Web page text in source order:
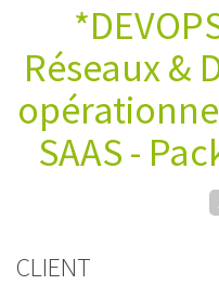
Réseaux &
SAAS -
CLIENT